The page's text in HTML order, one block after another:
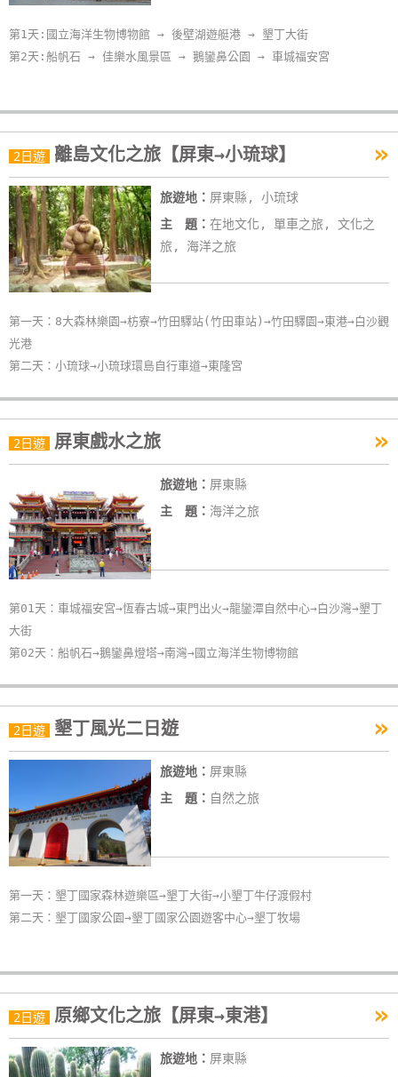
第1天:國立海洋生物博物館 → 後壁湖遊艇港 → 墾丁大街
第2天:船帆石 → 佳樂水風景區 → 鵝鑾鼻公園 → 車城福安宮
2日遊 離島文化之旅【屏東→小琉球】 »
旅遊地： 屏東縣, 小琉球
主 題： 在地文化, 單車之旅, 文化之
旅, 海洋之旅
第一天：8大森林樂園→枋寮→竹田驛站(竹田車站)→竹田驛園→東港→白沙觀
光港
第二天：小琉球→小琉球環島自行車道→東隆宮
2日遊 屏東戲水之旅 »
旅遊地： 屏東縣
主 題： 海洋之旅
第01天：車城福安宮→恆春古城→東門出火→龍鑾潭自然中心→白沙灣→墾丁
大街
第02天：船帆石→鵝鑾鼻燈塔→南灣→國立海洋生物博物館
2日遊 墾丁風光二日遊 »
旅遊地： 屏東縣
主 題： 自然之旅
第一天：墾丁國家森林遊樂區→墾丁大街→小墾丁牛仔渡假村
第二天：墾丁國家公園→墾丁國家公園遊客中心→墾丁牧場
2日遊 原鄉文化之旅【屏東→東港】 »
旅遊地： 屏東縣